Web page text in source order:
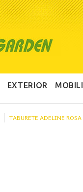
EXTERIOR
TABURETE ADELINE